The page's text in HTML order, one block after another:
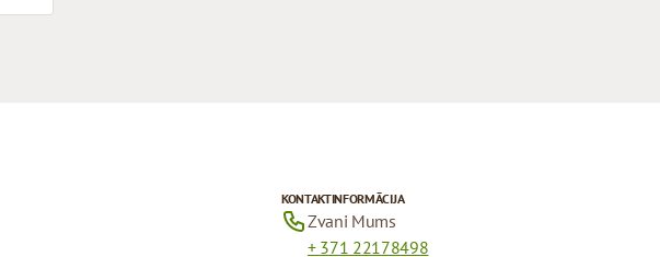
KONTAKTINFORMĀCIJA
Zvani Mums
+ 371 22178498